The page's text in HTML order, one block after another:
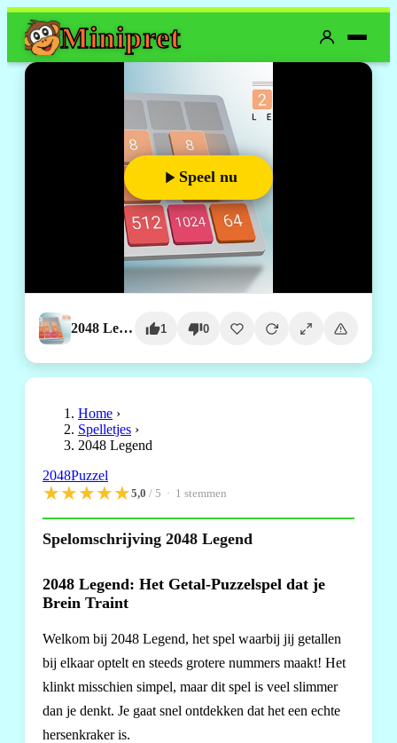
Minipret
Speel nu
2048 Legend 1 0
Home ›
Spelletjes ›
2048 Legend
2048Puzzel
★★★★★5,0 / 5 · 1 stemmen
Spelomschrijving 2048 Legend
2048 Legend: Het Getal-Puzzelspel dat je
Brein Traint
Welkom bij 2048 Legend, het spel waarbij jij getallen
bij elkaar optelt en steeds grotere nummers maakt! Het
klinkt misschien simpel, maar dit spel is veel slimmer
dan je denkt. Je gaat snel ontdekken dat het een echte
hersenkraker is.